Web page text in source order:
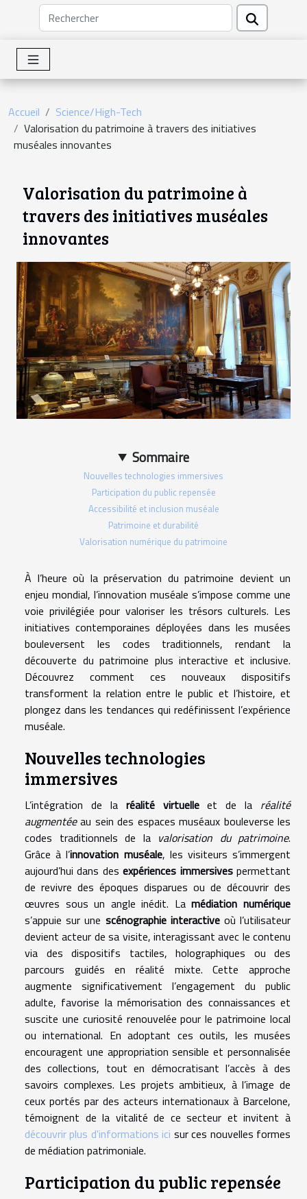
Accueil
Science/High-Tech
Valorisation du patrimoine à travers des initiatives
muséales innovantes
Valorisation du patrimoine à
travers des initiatives muséales
innovantes
Sommaire
Nouvelles technologies immersives
Participation du public repensée
Accessibilité et inclusion muséale
Patrimoine et durabilité
Valorisation numérique du patrimoine
À l’heure où la préservation du patrimoine devient un
enjeu mondial, l’innovation muséale s’impose comme une
voie privilégiée pour valoriser les trésors culturels. Les
initiatives contemporaines déployées dans les musées
bouleversent les codes traditionnels, rendant la
découverte du patrimoine plus interactive et inclusive.
Découvrez comment ces nouveaux dispositifs
transforment la relation entre le public et l’histoire, et
plongez dans les tendances qui redéfinissent l’expérience
muséale.
Nouvelles technologies
immersives
L’intégration de la réalité virtuelleet de la réalité
augmentéeau sein des espaces muséaux bouleverse les
codes traditionnels de la valorisation du patrimoine.
Grâce à l’innovation muséale, les visiteurs s’immergent
aujourd’hui dans desexpériences immersivespermettant
de revivre des époques disparues ou de découvrir des
œuvres sous un angle inédit. Lamédiation numérique
s’appuie sur une scénographie interactiveoù l’utilisateur
devient acteur de sa visite, interagissant avec le contenu
via des dispositifs tactiles, holographiques ou des
parcours guidés en réalité mixte. Cette approche
augmente significativement l’engagement du public
adulte, favorise la mémorisation des connaissances et
suscite une curiosité renouvelée pour le patrimoine local
ou international. En adoptant ces outils, les musées
encouragent une appropriation sensible et personnalisée
des collections, tout en démocratisant l’accès à des
savoirs complexes. Les projets ambitieux, à l’image de
ceux portés par des acteurs internationaux à Barcelone,
témoignent de la vitalité de ce secteur et invitent à
découvrir plus d'informations ici sur ces nouvelles formes
de médiation patrimoniale.
Participation du public repensée